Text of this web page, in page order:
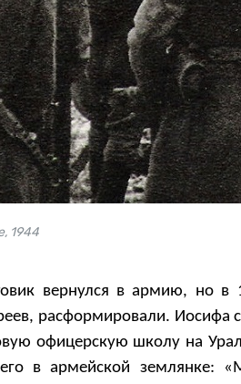
1944
вернулся в армию, но
расформировали.
офицерскую школу на
его в армейской землянке: